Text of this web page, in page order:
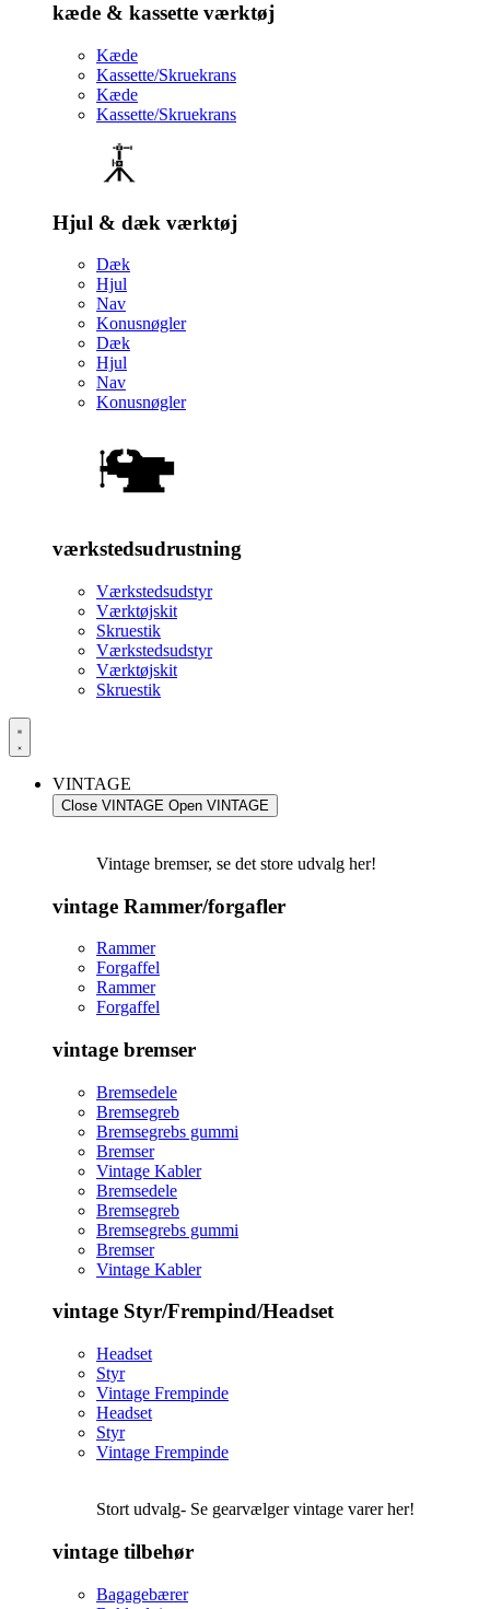
kæde & kassette værktøj
Kæde
Kassette/Skruekrans
Kæde
Kassette/Skruekrans
Hjul & dæk værktøj
Dæk
Hjul
Nav
Konusnøgler
Dæk
Hjul
Nav
Konusnøgler
værkstedsudrustning
Værkstedsudstyr
Værktøjskit
Skruestik
Værkstedsudstyr
Værktøjskit
Skruestik
VINTAGE
Close VINTAGE Open VINTAGE
Vintage bremser, se det store udvalg her!
vintage Rammer/forgafler
Rammer
Forgaffel
Rammer
Forgaffel
vintage bremser
Bremsedele
Bremsegreb
Bremsegrebs gummi
Bremser
Vintage Kabler
Bremsedele
Bremsegreb
Bremsegrebs gummi
Bremser
Vintage Kabler
vintage Styr/Frempind/Headset
Headset
Styr
Vintage Frempinde
Headset
Styr
Vintage Frempinde
Stort udvalg- Se gearvælger vintage varer her!
vintage tilbehør
Bagagebærer